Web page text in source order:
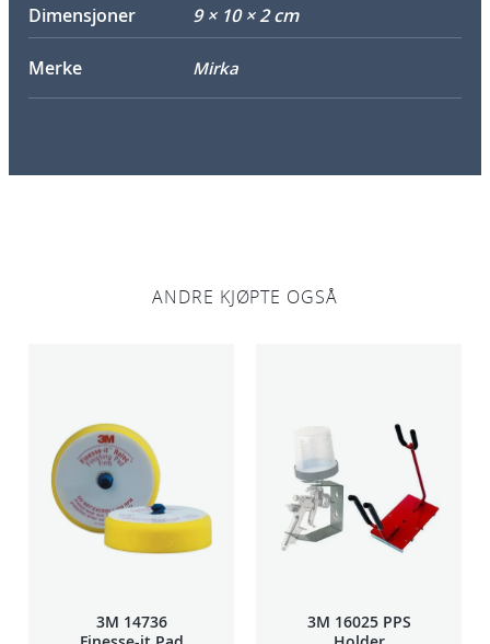
4
M
e
d
m
a
l
Dimensjoner
9 × 10 × 2 cm
Merke Mirka
ANDRE KJØPTE OGSÅ
3M 14736
3M 16025 PPS